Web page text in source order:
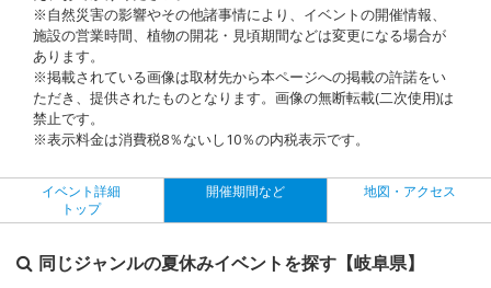
※自然災害の影響やその他諸事情により、イベントの開催情報、
施設の営業時間、植物の開花・見頃期間などは変更になる場合が
あります。
※掲載されている画像は取材先から本ページへの掲載の許諾をい
ただき、提供されたものとなります。画像の無断転載(二次使用)は
禁止です。
※表示料金は消費税8％ないし10％の内税表示です。
イベント詳細
トップ
開催期間など 地図・アクセス
同じジャンルの夏休みイベントを探す【岐阜県】